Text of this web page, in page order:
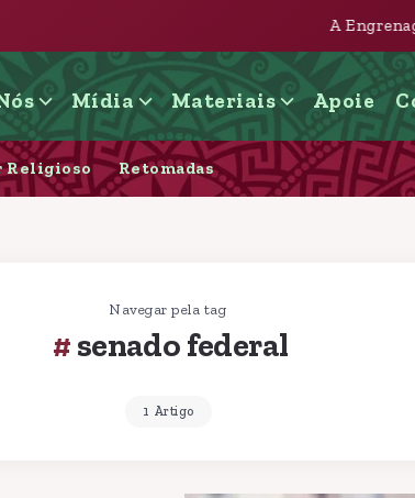
A Engrenagem judicial e
Mídia Materiais Apoie
Religioso Retomadas
Navegar pela tag
senado federal
1 Artigo